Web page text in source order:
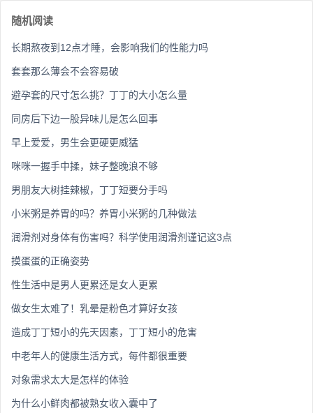
随机阅读
长期熬夜到12点才睡，会影响我们的性能力吗
套套那么薄会不会容易破
避孕套的尺寸怎么挑？丁丁的大小怎么量
同房后下边一股异味儿是怎么回事
早上爱爱，男生会更硬更威猛
咪咪一握手中揉，妹子整晚浪不够
男朋友大树挂辣椒，丁丁短要分手吗
小米粥是养胃的吗？养胃小米粥的几种做法
润滑剂对身体有伤害吗？科学使用润滑剂谨记这3点
摸蛋蛋的正确姿势
性生活中是男人更累还是女人更累
做女生太难了！乳晕是粉色才算好女孩
造成丁丁短小的先天因素，丁丁短小的危害
中老年人的健康生活方式，每件都很重要
对象需求太大是怎样的体验
为什么小鲜肉都被熟女收入囊中了